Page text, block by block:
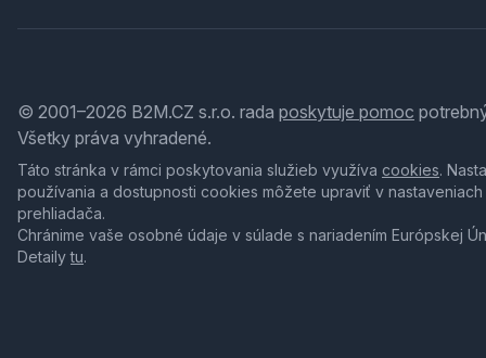
© 2001–2026 B2M.CZ s.r.o. rada poskytuje pomoc
Všetky práva vyhradené.
Táto stránka v rámci poskytovania služieb využíva cookies.
používania a dostupnosti cookies môžete upraviť v nastaveniach
prehliadača.
Chránime vaše osobné údaje v súlade s nariadením Európskej
Detailytu.